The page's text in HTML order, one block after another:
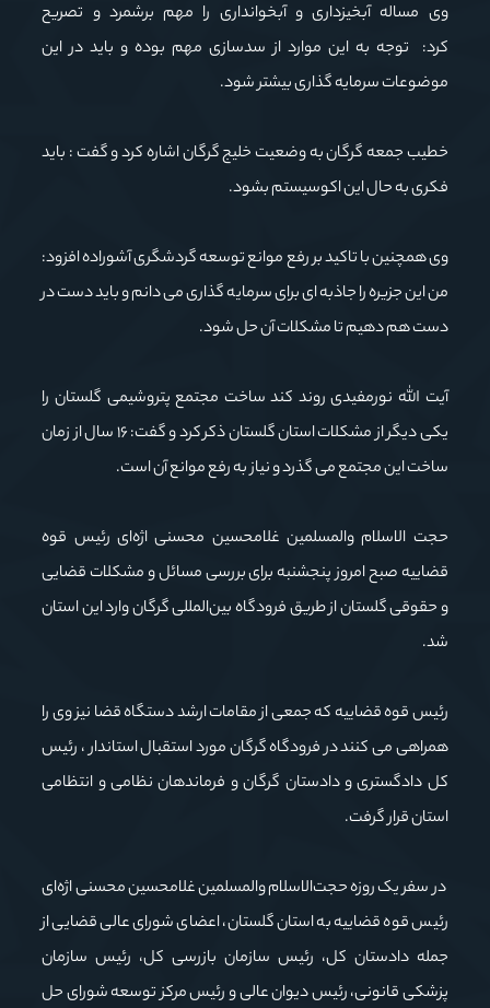
وی مساله آبخیزداری و آبخوانداری را مهم برشمرد و تصریح
کرد: توجه به این موارد از سدسازی مهم بوده و باید در این
موضوعات سرمایه گذاری بیشتر شود.
خطیب جمعه گرگان به وضعیت خلیج گرگان اشاره کرد و گفت : باید
فکری به حال این اکوسیستم بشود.
وی همچنین با تاکید بر رفع موانع توسعه گردشگری آشوراده افزود:
من این جزیره را جاذبه ای برای سرمایه گذاری می دانم و باید دست در
دست هم دهیم تا مشکلات آن حل شود.
آیت الله نورمفیدی روند کند ساخت مجتمع پتروشیمی گلستان را
یکی دیگر از مشکلات استان گلستان ذکر کرد و گفت: ۱۶ سال از زمان
ساخت این مجتمع می گذرد و نیاز به رفع موانع آن است.
حجت الاسلام والمسلمین غلامحسین محسنی اژه‌ای رئیس قوه
قضاییه صبح امروز پنجشنبه برای بررسی مسائل و مشکلات قضایی
و حقوقی گلستان از طریق فرودگاه بین‌المللی گرگان وارد این استان
شد.
رئیس قوه قضاییه که جمعی از مقامات ارشد دستگاه قضا نیز وی را
همراهی می کنند در فرودگاه گرگان مورد استقبال استاندار ، رئیس
کل دادگستری و دادستان گرگان و فرماندهان نظامی و انتظامی
استان قرار گرفت.
در سفر یک روزه حجت‌الاسلام والمسلمین غلامحسین محسنی اژه‌ای
رئیس قوه قضاییه به استان گلستان، اعضای شورای عالی قضایی از
جمله دادستان کل، رئیس سازمان بازرسی کل، رئیس سازمان
پزشکی قانونی، رئیس دیوان عالی و رئیس مرکز توسعه شورای حل